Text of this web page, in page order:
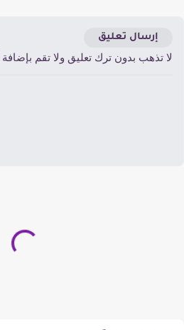
إرسال تعليق
تذهب بدون ترك تعليق ولا تقم بإضافة أي